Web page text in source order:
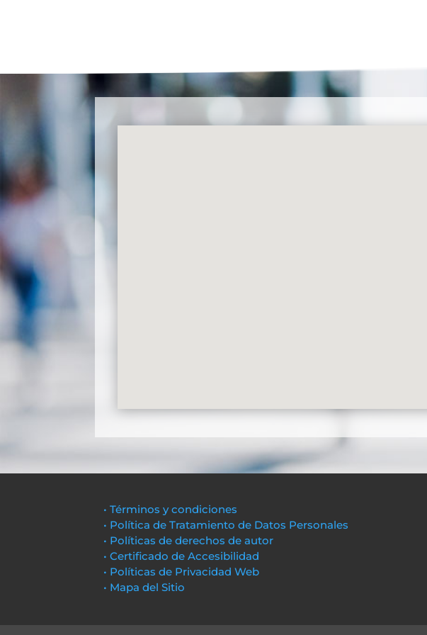
• Términos y condiciones
• Política de Tratamiento de Datos Personales
• Políticas de derechos de autor
• Certificado de Accesibilidad
• Políticas de Privacidad Web
• Mapa del Sitio